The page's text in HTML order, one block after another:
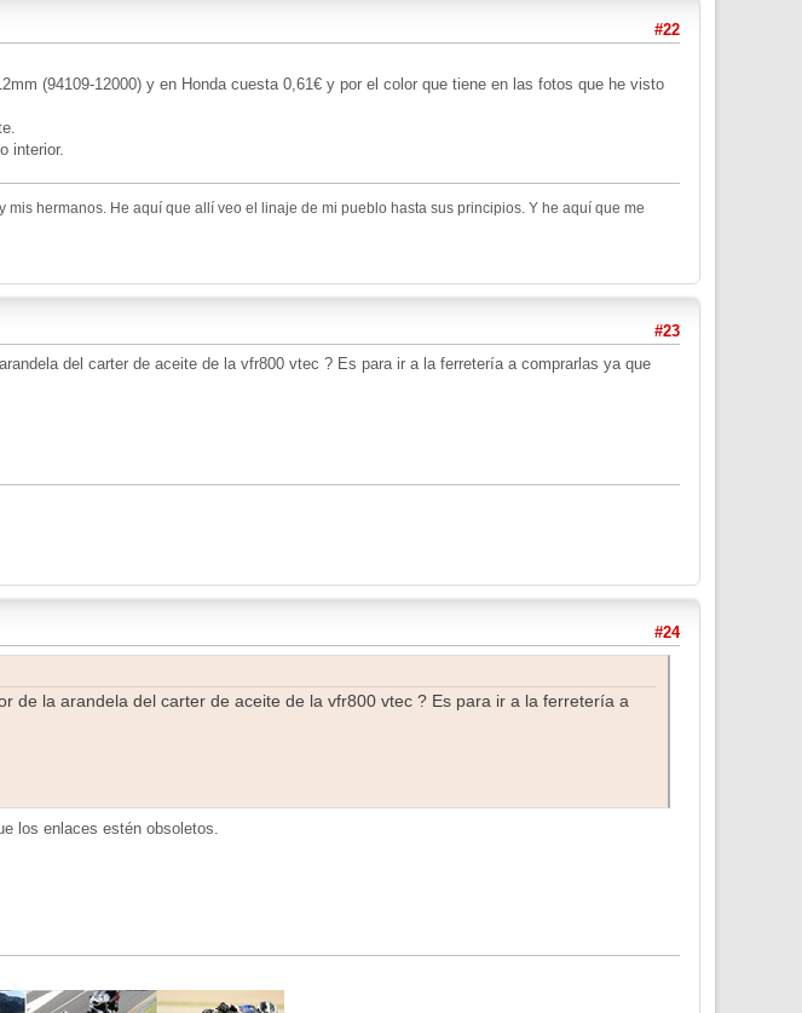
#22
(94109-12000) y en Honda cuesta 0,61€ y por el color que tiene en las fotos que he visto
interior.
hermanos. He aquí que allí veo el linaje de mi pueblo hasta sus principios. Y he aquí que me
#23
del carter de aceite de la vfr800 vtec ? Es para ir a la ferretería a comprarlas ya que
#24
de la arandela del carter de aceite de la vfr800 vtec ? Es para ir a la ferretería a
los enlaces estén obsoletos.